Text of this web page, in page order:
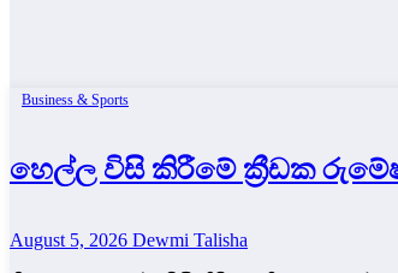
Business & Sports
හෙල්ල විසි කිරීමේ ක්‍රීඩක
August 5, 2026 Dewmi Talisha